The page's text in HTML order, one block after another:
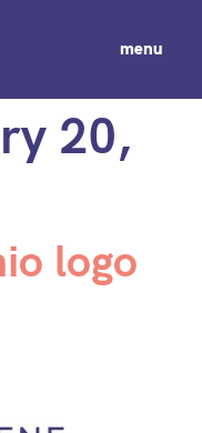
menu
20,
logo